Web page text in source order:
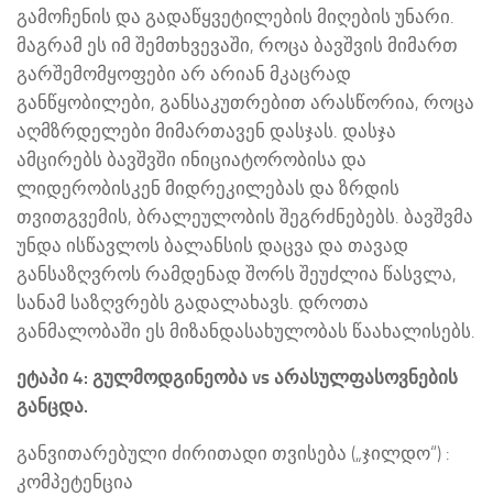
გამოჩენის და გადაწყვეტილების მიღების უნარი.
მაგრამ ეს იმ შემთხვევაში, როცა ბავშვის მიმართ
გარშემომყოფები არ არიან მკაცრად
განწყობილები, განსაკუთრებით არასწორია, როცა
აღმზრდელები მიმართავენ დასჯას. დასჯა
ამცირებს ბავშვში ინიციატორობისა და
ლიდერობისკენ მიდრეკილებას და ზრდის
თვითგვემის, ბრალეულობის შეგრძნებებს. ბავშვმა
უნდა ისწავლოს ბალანსის დაცვა და თავად
განსაზღვროს რამდენად შორს შეუძლია წასვლა,
სანამ საზღვრებს გადალახავს. დროთა
განმალობაში ეს მიზანდასახულობას წაახალისებს.
ეტაპი 4: გულმოდგინეობა vs არასულფასოვნების
განცდა.
განვითარებული ძირითადი თვისება („ჯილდო“) :
კომპეტენცია